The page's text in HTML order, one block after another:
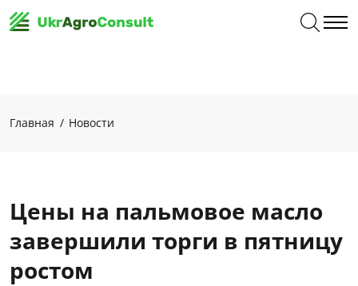
Главная Новости
Цены на пальмовое масло
завершили торги в пятницу
ростом